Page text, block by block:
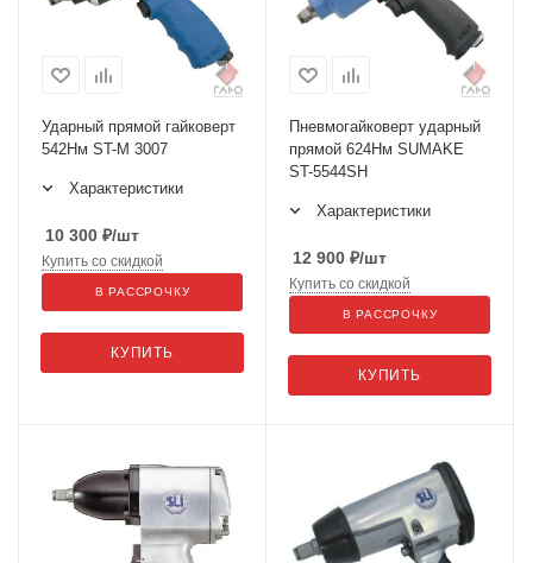
Ударный прямой гайковерт
542Нм ST-M 3007
Характеристики
10 300 ₽/шт
КУПИТЬ
Купить со скидкой
В РАССРОЧКУ
Пневмогайковерт ударный
прямой 624Нм SUMAKE
ST-5544SH
Характеристики
12 900 ₽/шт
КУПИТЬ
Купить со скидкой
В РАССРОЧКУ